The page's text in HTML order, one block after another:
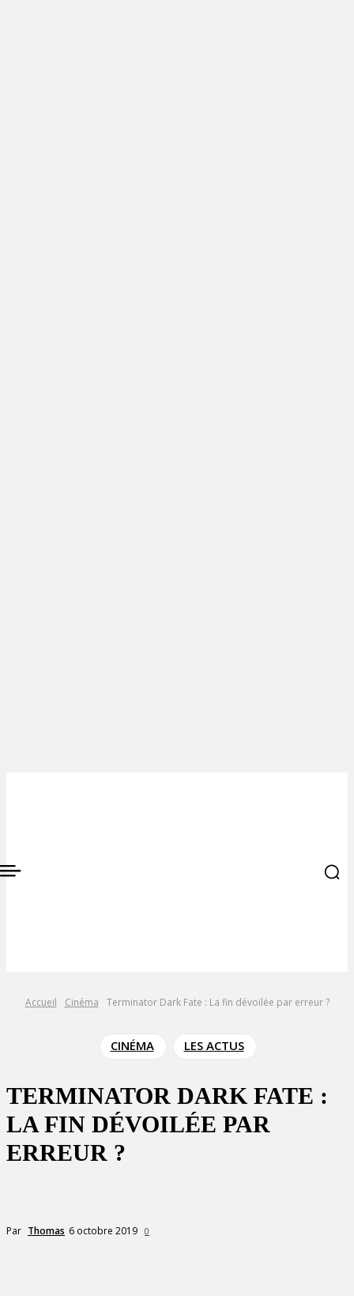
Accueil Cinéma Terminator Dark Fate : La fin dévoilée par erreur ?
CINÉMA LES ACTUS
TERMINATOR DARK FATE :
LA FIN DÉVOILÉE PAR
ERREUR ?
Par Thomas 6 octobre 2019 0